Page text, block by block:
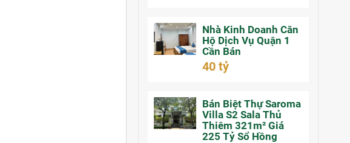
Nhà Kinh Doanh Căn
Hộ Dịch Vụ Quận 1
Cần Bán
40 tỷ
Bán Biệt Thự Saroma
Villa S2 Sala Thủ
Thiêm 321m² Giá
225 Tỷ Sổ Hồng